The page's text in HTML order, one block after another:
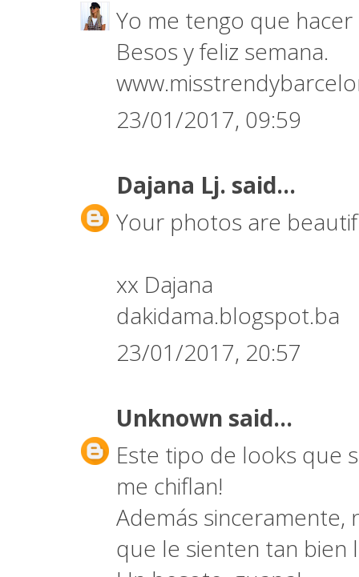
Yo me tengo que
Besos y feliz semana.
23/01/2017, 09:59
Dajana Lj. said...
Your photos are
xx Dajana
dakidama.blogspot.ba
23/01/2017, 20:57
Unknown said...
Este tipo de looks que
me chiflan!
Además
que le sienten tan bien